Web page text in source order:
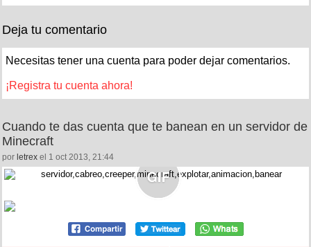
Deja tu comentario
Necesitas tener una cuenta para poder dejar comentarios.
¡Registra tu cuenta ahora!
Cuando te das cuenta que te banean en un servidor de
Minecraft
por letrex el 1 oct 2013, 21:44